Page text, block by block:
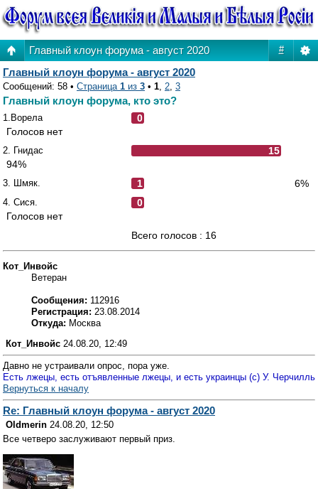
#
Главный клоун форума - август 2020
Главный клоун форума - август 2020
Сообщений: 58 • Страница 1 из 3 • 1 2 3
Главный клоун форума, кто это?
1.Ворела
0
Голосов нет
2. Гнидас
15
94%
3. Шмяк. 1 6%
4. Сися.
0
Голосов нет
Всего голосов : 16
Кот_Инвойс
Ветеран
Сообщения: 112916
Регистрация: 23.08.2014
Откуда: Москва
Кот_Инвойс 24.08.20, 12:49
Давно не устраивали опрос, пора уже.
Есть лжецы, есть отъявленные лжецы, и есть украинцы (с) У. Черчилль
Вернуться к началу
Re: Главный клоун форума - август 2020
Oldmerin 24.08.20, 12:50
Все четверо заслуживают первый приз.